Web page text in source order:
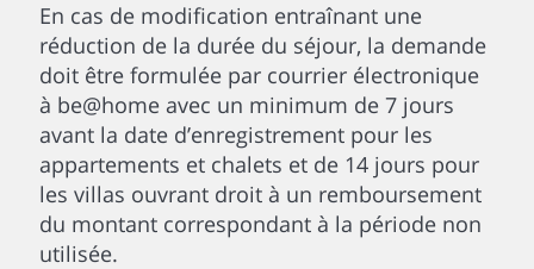
En cas de modification entraînant une
réduction de la durée du séjour, la demande
doit être formulée par courrier électronique
à be@home avec un minimum de 7 jours
avant la date d’enregistrement pour les
appartements et chalets et de 14 jours pour
les villas ouvrant droit à un remboursement
du montant correspondant à la période non
utilisée.